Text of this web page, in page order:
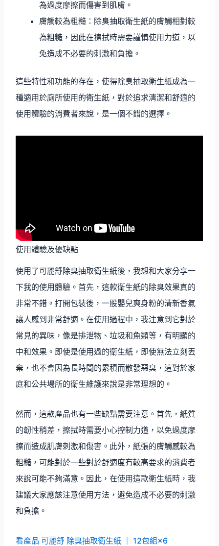
為過度摩擦而傷害到肌膚。
膚觸較為粗糙：除臭抽取衛生紙的膚觸相對較
為粗糙，因此在擦拭時需要謹慎使用力道，以
免造成不必要的刺激和負擔。
這些特性和功能的存在，使得除臭抽取衛生紙成為一
種適用於廁所使用的衛生紙，對於追求清潔和舒適的
使用體驗的消費者來說，是一個不錯的選擇。
使用體驗及優缺點
使用了可麗舒除臭抽取衛生紙後，我想和大家分享一
下我的使用體驗。首先，這款衛生紙的除臭效果真的
非常不錯。打開包裝後，一股嬰兒爽身粉的清新香氣
讓人感到非常舒適。在使用過程中，我注意到它對於
常見的異味，像是排泄物、垃圾和魚類等，有明顯的
中和效果。即使是使用過的衛生紙，即使無法立刻丟
棄，也不會因為長時間的累積而散發惡臭，這對於家
庭和公共場所的衛生維護來說是非常理想的。
然而，這款產品也有一些缺點需要注意。首先，紙質
的韌性稍差，擦拭時需要小心控制力道，以免過度摩
擦而造成肌膚刺激和傷害。此外，紙張的膚觸感較為
粗糙，可能對於一些對於舒適度有較高要求的消費者
來說可能不夠滿意。因此，在使用這款衛生紙時，我
建議大家應該注意使用方法，避免造成不必要的刺激
和負擔。
看產品 可麗舒 除臭抽取衛生紙 ｜ 12包組×6